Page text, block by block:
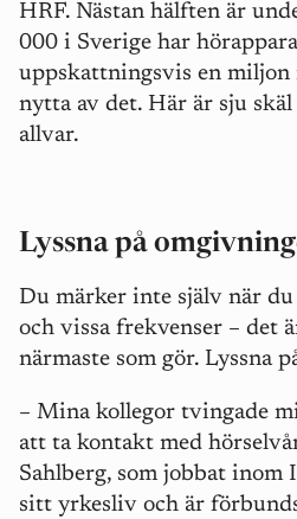
HRF. Nästan hälften är
000 i Sverige har
uppskattningsvis en miljon
nytta av det. Här är sju
allvar.
Lyssna på
Du märker inte själv när
och vissa frekvenser – det
närmaste som gör. Lyssna
– Mina kollegor tvingade
att ta kontakt med
Sahlberg, som jobbat inom
sitt yrkesliv och är